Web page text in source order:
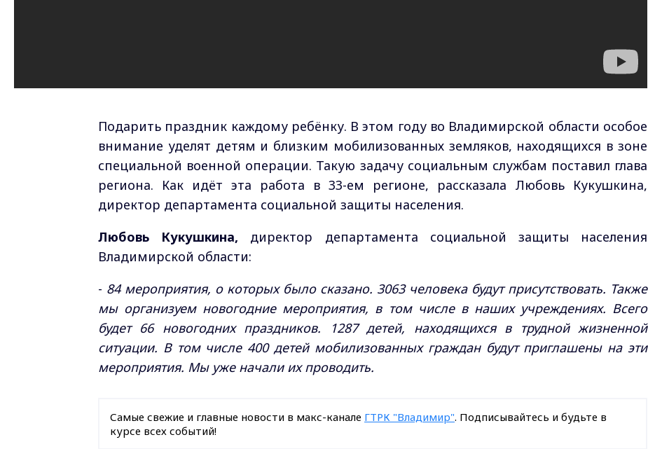
Подарить праздник каждому ребёнку. В этом году во Владимирской области особое
внимание уделят детям и близким мобилизованных земляков, находящихся в зоне
специальной военной операции. Такую задачу социальным службам поставил глава
региона. Как идёт эта работа в 33-ем регионе, рассказала Любовь Кукушкина,
директор департамента социальной защиты населения.
Любовь Кукушкина, директор департамента социальной защиты населения
Владимирской области:
- 84 мероприятия, о которых было сказано. 3063 человека будут присутствовать. Также
мы организуем новогодние мероприятия, в том числе в наших учреждениях. Всего
будет 66 новогодних праздников. 1287 детей, находящихся в трудной жизненной
ситуации. В том числе 400 детей мобилизованных граждан будут приглашены на эти
мероприятия. Мы уже начали их проводить.
Самые свежие и главные новости в макс-канале ГТРК "Владимир". Подписывайтесь и будьте в
курсе всех событий!